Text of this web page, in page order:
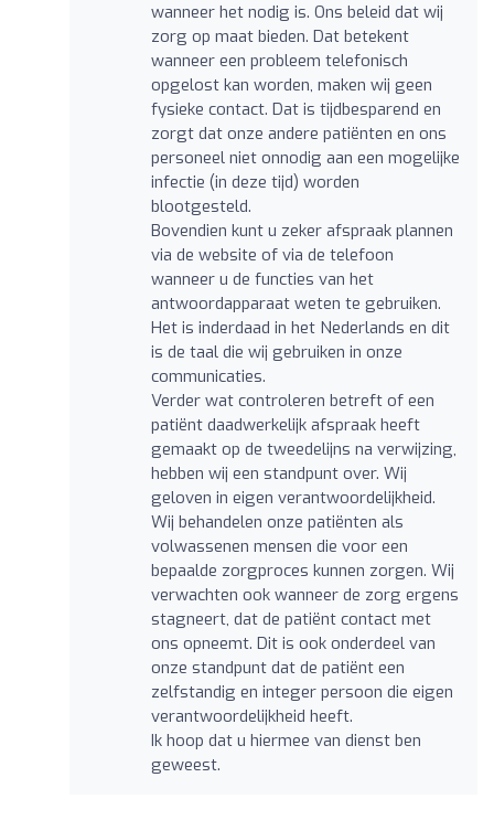
wanneer het nodig is. Ons beleid dat wij
zorg op maat bieden. Dat betekent
wanneer een probleem telefonisch
opgelost kan worden, maken wij geen
fysieke contact. Dat is tijdbesparend en
zorgt dat onze andere patiënten en ons
personeel niet onnodig aan een mogelijke
infectie (in deze tijd) worden
blootgesteld.
Bovendien kunt u zeker afspraak plannen
via de website of via de telefoon
wanneer u de functies van het
antwoordapparaat weten te gebruiken.
Het is inderdaad in het Nederlands en dit
is de taal die wij gebruiken in onze
communicaties.
Verder wat controleren betreft of een
patiënt daadwerkelijk afspraak heeft
gemaakt op de tweedelijns na verwijzing,
hebben wij een standpunt over. Wij
geloven in eigen verantwoordelijkheid.
Wij behandelen onze patiënten als
volwassenen mensen die voor een
bepaalde zorgproces kunnen zorgen. Wij
verwachten ook wanneer de zorg ergens
stagneert, dat de patiënt contact met
ons opneemt. Dit is ook onderdeel van
onze standpunt dat de patiënt een
zelfstandig en integer persoon die eigen
verantwoordelijkheid heeft.
Ik hoop dat u hiermee van dienst ben
geweest.